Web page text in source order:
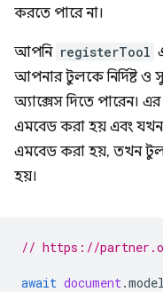
করতে পারে না।
আপনি registerTool
আপনার টুলকে নির্দিষ্ট
অ্যাক্সেস দিতে পারেন।
এমবেড করা হয় এবং
এমবেড করা হয়, তখন
হয়।
// https://
await document.